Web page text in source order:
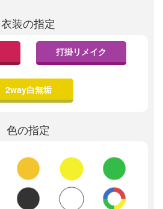
衣装の指定
打掛リメイク
2way白無垢
色の指定